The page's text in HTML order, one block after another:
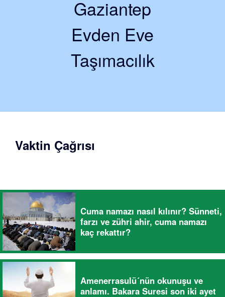
Gaziantep
Evden Eve
Taşımacılık
Vaktin Çağrısı
Cuma namazı nasıl kılınır? Sünneti,
farzı ve zühri ahir, cuma namazı
kaç rekattır?
Amenerrasulü´nün okunuşu ve
anlamı. Bakara Suresi son iki ayet